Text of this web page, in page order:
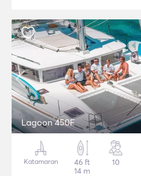
Lagoon 450F
Katamaran
46 ft
14 m
10